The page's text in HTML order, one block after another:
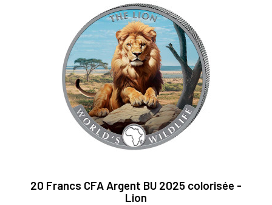
20 Francs CFA Argent BU 2025 colorisée -
Lion